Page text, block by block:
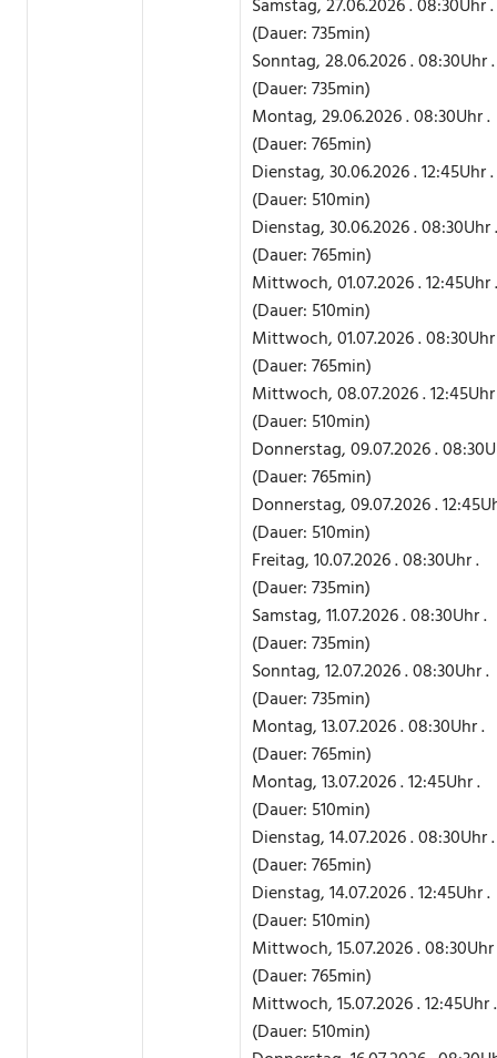
Samstag, 27.06.2026 . 08:30Uhr .
(Dauer: 735min)
Sonntag, 28.06.2026 . 08:30Uhr .
(Dauer: 735min)
Montag, 29.06.2026 . 08:30Uhr .
(Dauer: 765min)
Dienstag, 30.06.2026 . 12:45Uhr .
(Dauer: 510min)
Dienstag, 30.06.2026 . 08:30Uhr .
(Dauer: 765min)
Mittwoch, 01.07.2026 . 12:45Uhr .
(Dauer: 510min)
Mittwoch, 01.07.2026 .
(Dauer: 765min)
Mittwoch, 08.07.2026 .
(Dauer: 510min)
Donnerstag, 09.07.2026 .
(Dauer: 765min)
Donnerstag, 09.07.2026 .
(Dauer: 510min)
Freitag, 10.07.2026 . 08:30Uhr .
(Dauer: 735min)
Samstag, 11.07.2026 . 08:30Uhr .
(Dauer: 735min)
Sonntag, 12.07.2026 . 08:30Uhr .
(Dauer: 735min)
Montag, 13.07.2026 . 08:30Uhr .
(Dauer: 765min)
Montag, 13.07.2026 . 12:45Uhr .
(Dauer: 510min)
Dienstag, 14.07.2026 . 08:30Uhr .
(Dauer: 765min)
Dienstag, 14.07.2026 . 12:45Uhr .
(Dauer: 510min)
Mittwoch, 15.07.2026 . 08:30Uhr
(Dauer: 765min)
Mittwoch, 15.07.2026 . 12:45Uhr .
(Dauer: 510min)